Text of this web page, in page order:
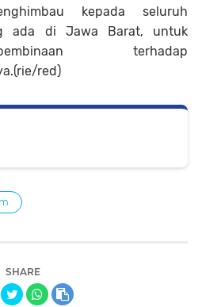
kepada seluruh
ada di Jawa Barat, untuk
terhadap
red)
SHARE